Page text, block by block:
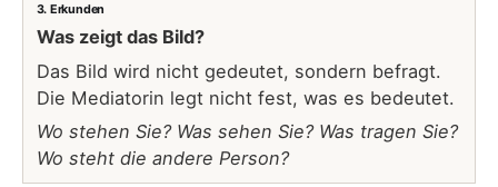
3. Erkunden
Was zeigt das Bild?
Das Bild wird nicht gedeutet, sondern befragt.
Die Mediatorin legt nicht fest, was es bedeutet.
Wo stehen Sie? Was sehen Sie? Was tragen Sie?
Wo steht die andere Person?